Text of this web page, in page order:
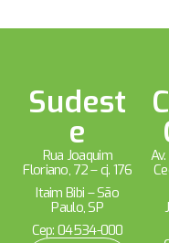
Sudest
e
Rua Joaquim
Floriano, 72 – cj. 176
Itaim Bibi – São
Paulo, SP
Cep: 04534-000